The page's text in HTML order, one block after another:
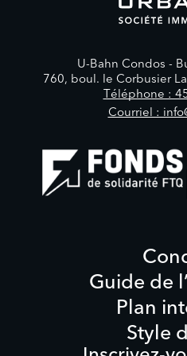
U-Bahn Condos -
760, boul. le Corbusier
Téléphone :
Courriel :
Guide de
Plan
Style